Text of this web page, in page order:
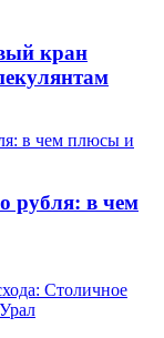
кран
рубля: в чем